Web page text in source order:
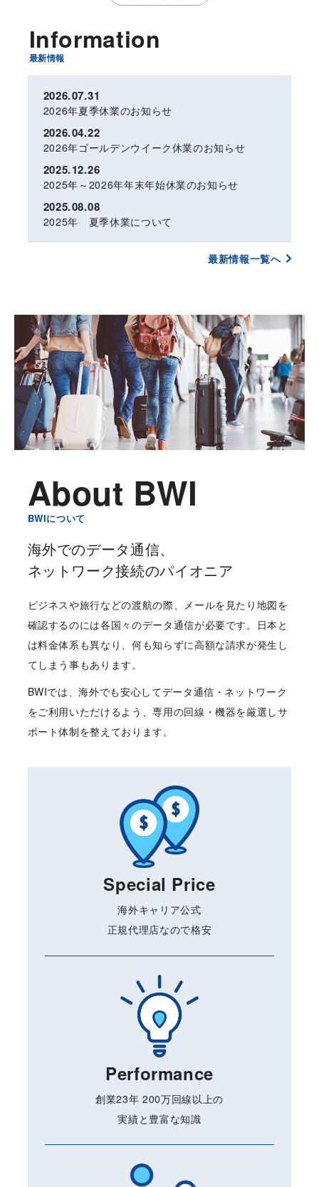
Information
2026 07 31
2026年夏季休業のお知らせ
2026 04 22
2026年ゴールデンウイーク休業のお知らせ
2025 12 26
2025年～2026年年末年始休業のお知らせ
2025 08 08
2025年 夏季休業について
About BWI
BWIについて
海外でのデータ通信、
ネットワーク接続のパイオニア
ビジネスや旅行などの渡航の際、メールを見たり地図を
確認するのには各国々のデータ通信が必要です。日本と
は料金体系も異なり、何も知らずに高額な請求が発生し
てしまう事もあります。
BWIでは、海外でも安心してデータ通信・ネットワーク
をご利用いただけるよう、専用の回線・機器を厳選しサ
ポート体制を整えております。
Special Price
海外キャリア公式
正規代理店なので格安
Performance
創業23年 200万回線以上の
実績と豊富な知識